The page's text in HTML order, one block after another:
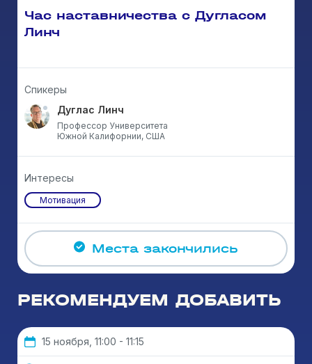
Час наставничества с Дугласом
Линч
Спикеры
Дуглас Линч
Профессор Университета
Южной Калифорнии, США
Интересы
Мотивация
Места закончились
РЕКОМЕНДУЕМ ДОБАВИТЬ
15 ноября, 11:00 - 11:15